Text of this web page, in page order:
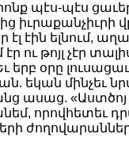
պէս-պէս
իւրաքանչիւրի
էլ էին ելնում,
ու թոյլ չէր
երբ օրը
եկան մինչեւ
ասաց. «Աստծոյ
որովհետեւ